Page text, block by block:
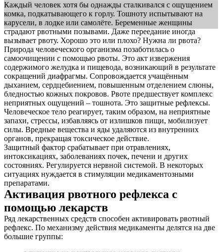
Каждый человек хотя бы однажды сталкивался с ощущением
комка, подкатывающего к горлу. Тошноту испытывают на
карусели, в лодке или самолёте. Беременные женщины
страдают рвотными позывами. Даже переедание иногда
вызывает рвоту. Хорошо это или плохо? Нужна ли рвота?
Природа человеческого организма позаботилась о
самоочищении с помощью рвоты. Это акт извержения
содержимого желудка и пищевода, возникающий в результате
сокращений диафрагмы. Сопровождается учащённым
дыханием, сердцебиением, повышенным отделением слюны,
бледностью кожных покровов. Рвоте предшествует комплекс
неприятных ощущений – тошнота. Это защитные рефлексы.
Человеческое тело реагирует, таким образом, на неприятные
запахи, стрессы, избавляясь от излишков пищи, мобилизует
силы. Вредные вещества и яды удаляются из внутренних
органов, прекращая токсическое действие.
Защитный фактор срабатывает при отравлениях,
интоксикациях, заболеваниях почек, печени и других
состояниях. Регулируется нервной системой. В некоторых
ситуациях нуждается в стимуляции медикаментозными
препаратами.
Активация рвотного рефлекса с
помощью лекарств
Ряд лекарственных средств способен активировать рвотный
рефлекс. По механизму действия медикаменты делятся на две
большие группы: